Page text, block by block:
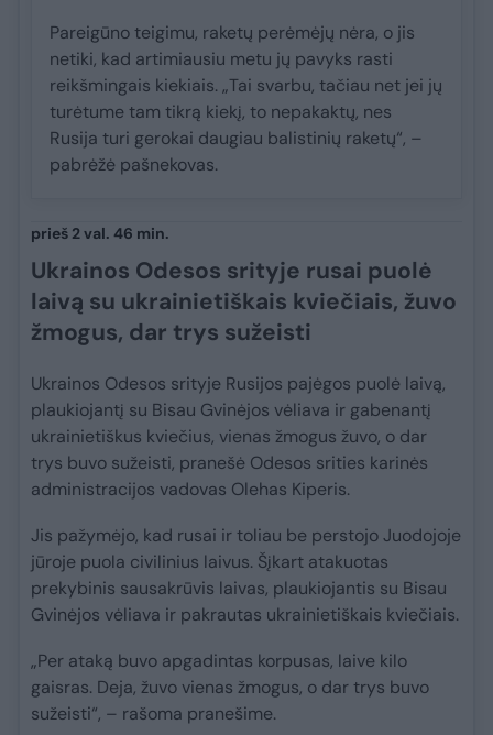
Pareigūno teigimu, raketų perėmėjų nėra, o jis
netiki, kad artimiausiu metu jų pavyks rasti
reikšmingais kiekiais. „Tai svarbu, tačiau net jei jų
turėtume tam tikrą kiekį, to nepakaktų, nes
Rusija turi gerokai daugiau balistinių raketų“, –
pabrėžė pašnekovas.
prieš 2 val. 46 min.
Ukrainos Odesos srityje rusai puolė
laivą su ukrainietiškais kviečiais, žuvo
žmogus, dar trys sužeisti
Ukrainos Odesos srityje Rusijos pajėgos puolė laivą,
plaukiojantį su Bisau Gvinėjos vėliava ir gabenantį
ukrainietiškus kviečius, vienas žmogus žuvo, o dar
trys buvo sužeisti, pranešė Odesos srities karinės
administracijos vadovas Olehas Kiperis.
Jis pažymėjo, kad rusai ir toliau be perstojo Juodojoje
jūroje puola civilinius laivus. Šįkart atakuotas
prekybinis sausakrūvis laivas, plaukiojantis su Bisau
Gvinėjos vėliava ir pakrautas ukrainietiškais kviečiais.
„Per ataką buvo apgadintas korpusas, laive kilo
gaisras. Deja, žuvo vienas žmogus, o dar trys buvo
sužeisti“, – rašoma pranešime.